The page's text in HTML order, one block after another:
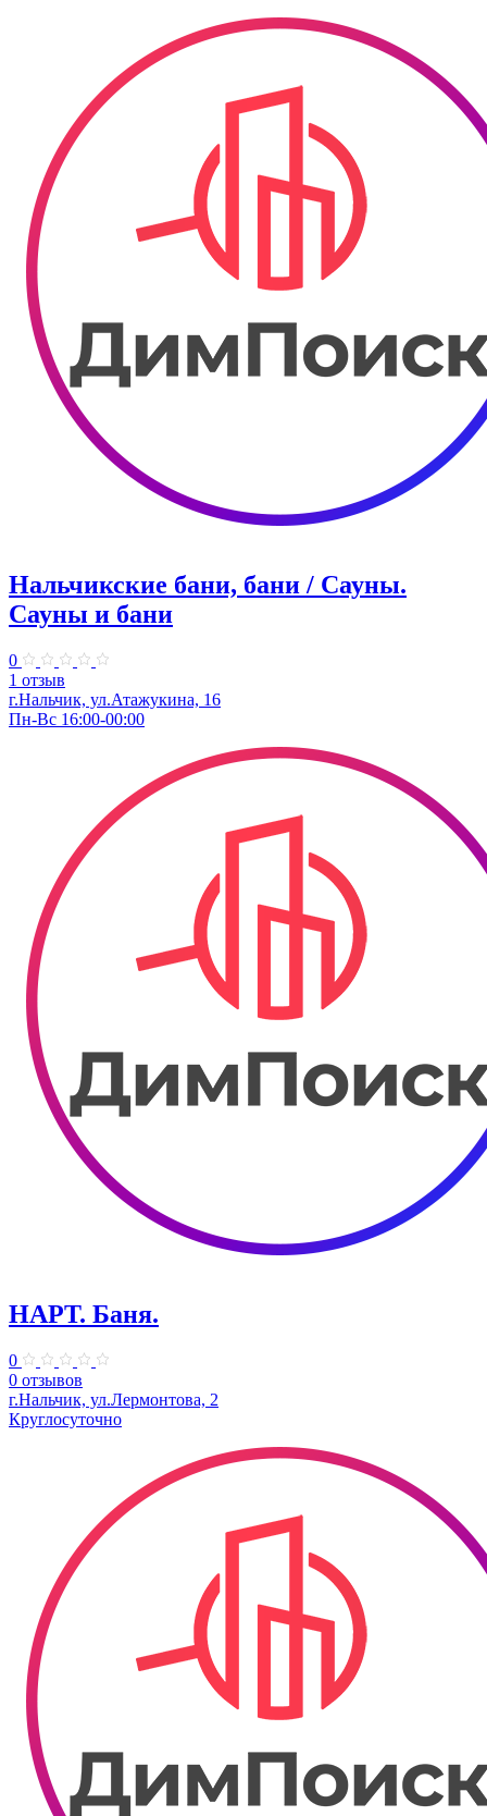
Нальчикские бани, бани / Сауны.
Сауны и бани
0
1 отзыв
г.Нальчик, ул.Атажукина, 16​
Пн-Вс 16:00-00:00
НАРТ. Баня.
0
0 отзывов
г.Нальчик, ул.Лермонтова, 2
Круглосуточно